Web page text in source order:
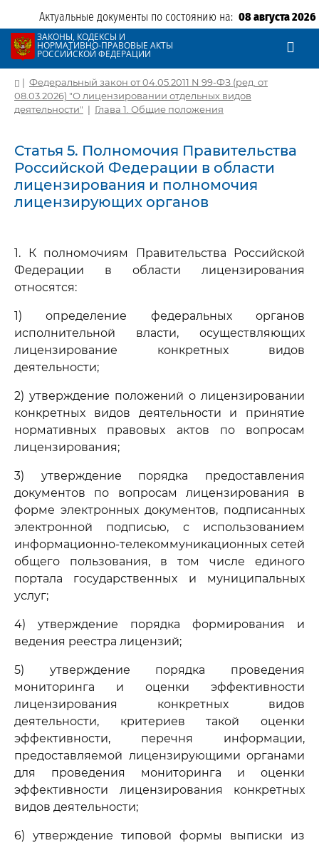
Актуальные документы по состоянию на: 08 августа 2026
ЗАКОНЫ, КОДЕКСЫ И
НОРМАТИВНО-ПРАВОВЫЕ АКТЫ
РОССИЙСКОЙ ФЕДЕРАЦИИ
| Федеральный закон от 04.05.2011 N 99-ФЗ (ред. от
08.03.2026) "О лицензировании отдельных видов
деятельности" | Глава 1. Общие положения
Статья 5. Полномочия Правительства
Российской Федерации в области
лицензирования и полномочия
лицензирующих органов
1. К полномочиям Правительства Российской
Федерации в области лицензирования
относятся:
1) определение федеральных органов
исполнительной власти, осуществляющих
лицензирование конкретных видов
деятельности;
2) утверждение положений о лицензировании
конкретных видов деятельности и принятие
нормативных правовых актов по вопросам
лицензирования;
3) утверждение порядка предоставления
документов по вопросам лицензирования в
форме электронных документов, подписанных
электронной подписью, с использованием
информационно-телекоммуникационных сетей
общего пользования, в том числе единого
портала государственных и муниципальных
услуг;
4) утверждение порядка формирования и
ведения реестра лицензий;
5) утверждение порядка проведения
мониторинга и оценки эффективности
лицензирования конкретных видов
деятельности, критериев такой оценки
эффективности, перечня информации,
предоставляемой лицензирующими органами
для проведения мониторинга и оценки
эффективности лицензирования конкретных
видов деятельности;
6) утверждение типовой формы выписки из